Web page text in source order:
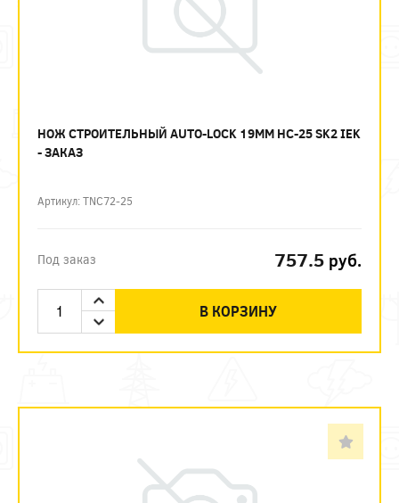
НОЖ СТРОИТЕЛЬНЫЙ AUTO-LOCK 19ММ НС-25 SK2 IEK
- ЗАКАЗ
Артикул: TNC72-25
Под заказ 757.5 руб.
В КОРЗИНУ